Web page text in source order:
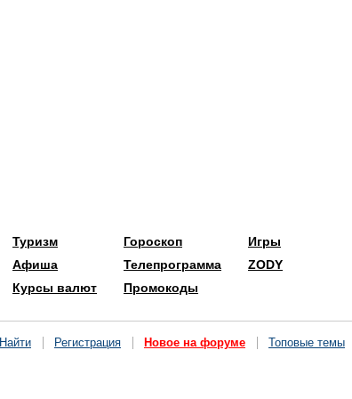
Туризм
Афиша
Курсы валют
Гороскоп
Телепрограмма
Промокоды
Игры
ZODY
Найти Регистрация Новое на форуме Топовые темы